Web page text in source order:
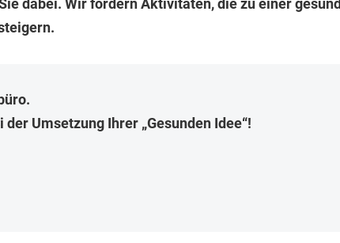
dabei. Wir fördern Aktivitäten, die zu einer
Umsetzung Ihrer „Gesunden Idee“!